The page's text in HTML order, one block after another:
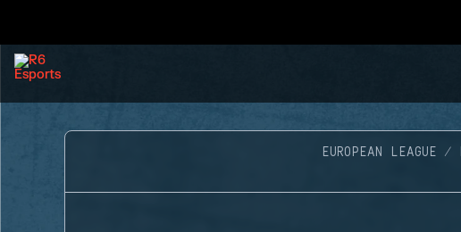
EUROPEAN LEAGUE